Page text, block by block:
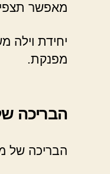
מאפשר
יחידת וילה
מפנקת.
הבריכה
הבריכה של